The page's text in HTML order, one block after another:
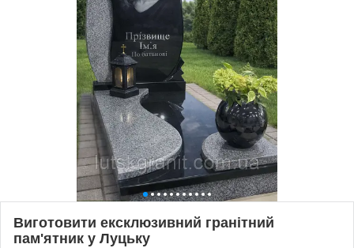
Виготовити ексклюзивний гранітний
пам'ятник у Луцьку